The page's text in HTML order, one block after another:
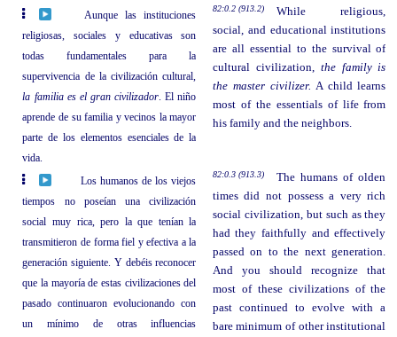
Aunque las instituciones
religiosas, sociales y educativas son
todas fundamentales para la
supervivencia de la civilización cultural,
la familia es el gran civilizador. El niño
aprende de su familia y vecinos la mayor
parte de los elementos esenciales de la
vida.
82:0.2 (913.2)
While religious,
social, and educational institutions
are all essential to the survival of
cultural civilization, the family is
the master civilizer. A child learns
most of the essentials of life from
his family and the neighbors.
Los humanos de los viejos
tiempos no poseían una civilización
social muy rica, pero la que tenían la
transmitieron de forma fiel y efectiva a la
generación siguiente. Y debéis reconocer
que la mayoría de estas civilizaciones del
pasado continuaron evolucionando con
un mínimo de otras influencias
82:0.3 (913.3)
The humans of olden
times did not possess a very rich
social civilization, but such as they
had they faithfully and effectively
passed on to the next generation.
And you should recognize that
most of these civilizations of the
past continued to evolve with a
bare minimum of other institutional